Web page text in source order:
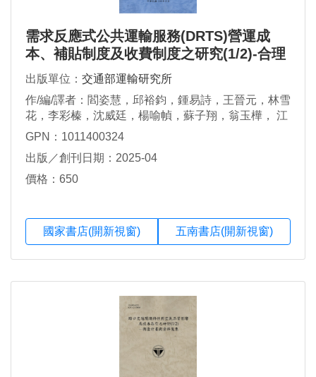
需求反應式公共運輸服務(DRTS)營運成
本、補貼制度及收費制度之研究(1/2)-合理
成本與營運績效探討
出版單位： 交通部運輸研究所
作/編/譯者：閻姿慧，邱裕鈞，鍾易詩，王晉元，林雪
花，李彩榛，沈威廷，楊喻幀，蘇子翔，翁玉樺， 江
昱昕，葉家榮，謝碩真，陳其華，廖謹志，白宇妏
GPN：1011400324
出版／創刊日期：2025-04
價格：650
國家書店(開新視窗) 五南書店(開新視窗)